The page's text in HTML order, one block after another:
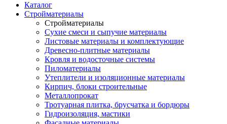
Каталог
Стройматериалы
Стройматериалы
Сухие смеси и сыпучие материалы
Листовые материалы и комплектующие
Древесно-плитные материалы
Кровля и водосточные системы
Пиломатериалы
Утеплители и изоляционные материалы
Кирпич, блоки строительные
Металлопрокат
Тротуарная плитка, брусчатка и бордюры
Гидроизоляция, мастики